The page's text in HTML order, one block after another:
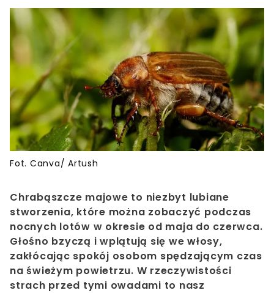
Fot. Canva/ Artush
Chrabąszcze majowe to niezbyt lubiane
stworzenia, które można zobaczyć podczas
nocnych lotów w okresie od maja do czerwca.
Głośno bzyczą i wplątują się we włosy,
zakłócając spokój osobom spędzającym czas
na świeżym powietrzu. W rzeczywistości
strach przed tymi owadami to nasz